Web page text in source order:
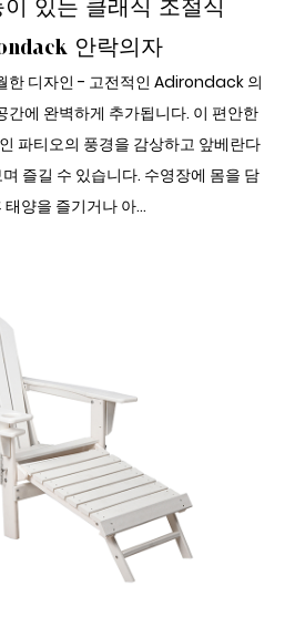
있는 클래식 조절식
안락의자
한 디자인 - 고전적인 Adirondack 의
간에 완벽하게 추가됩니다. 이 편안한
파티오의 풍경을 감상하고 앞베란다
즐길 수 있습니다. 수영장에 몸을 담
태양을 즐기거나 아...